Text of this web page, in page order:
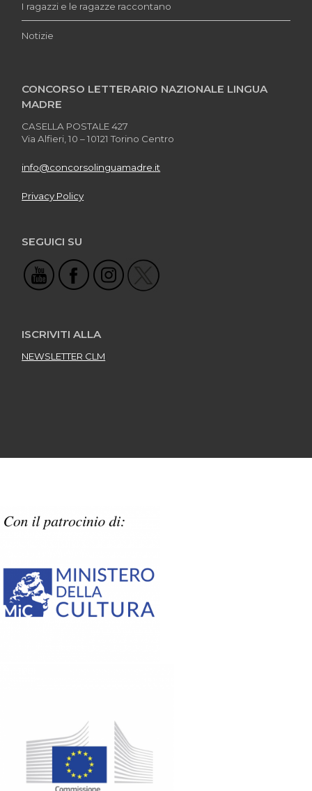
I ragazzi e le ragazze raccontano
Notizie
CONCORSO LETTERARIO NAZIONALE LINGUA
MADRE
CASELLA POSTALE 427
Via Alfieri, 10 – 10121 Torino Centro
info@concorsolinguamadre.it
Privacy Policy
SEGUICI SU
ISCRIVITI ALLA
NEWSLETTER CLM